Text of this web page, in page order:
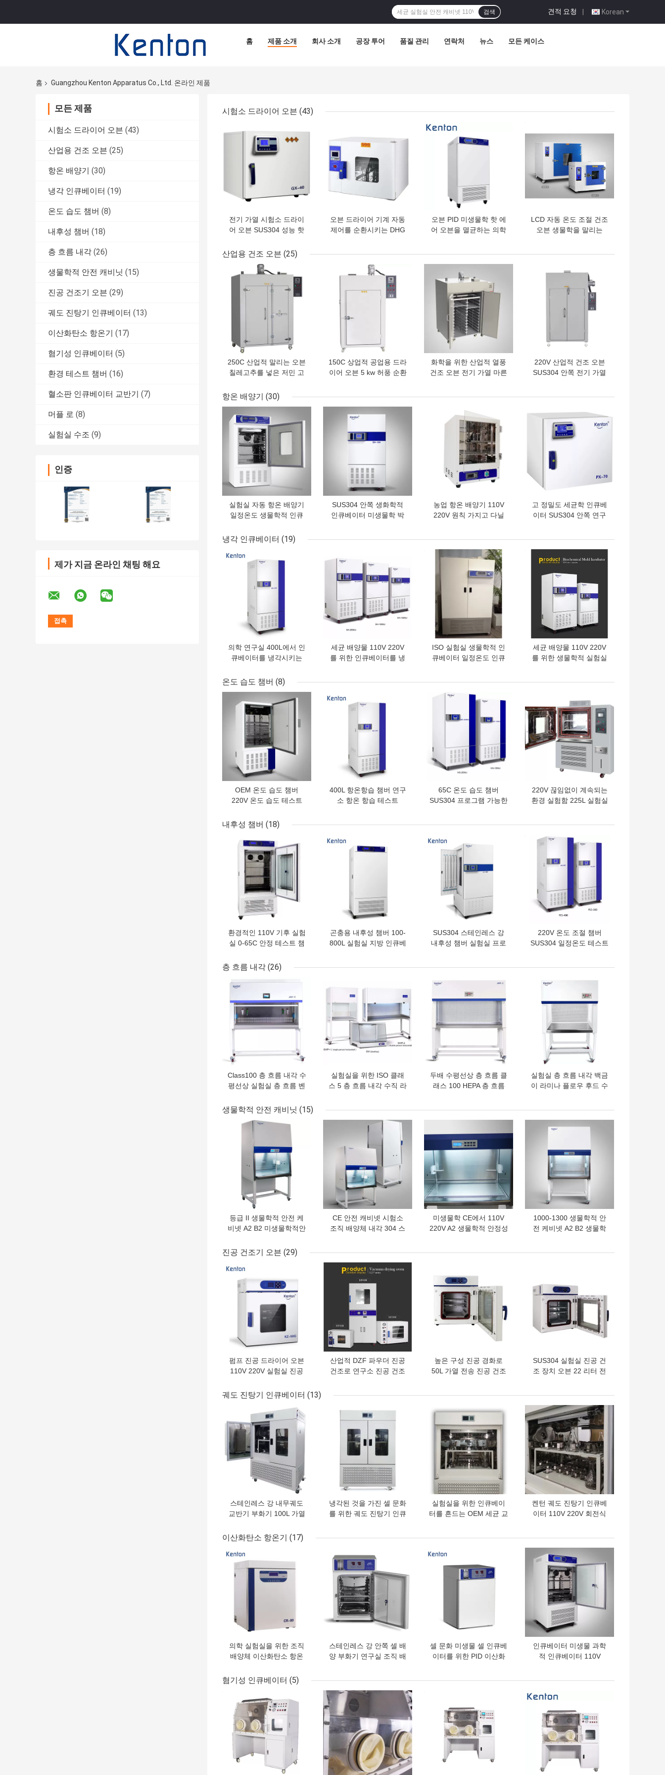
Korean
견적 요청 |
검색
홈 제품 소개 회사 소개 공장 투어 품질 관리 연락처 뉴스 모든 케이스
홈 Guangzhou Kenton Apparatus Co., Ltd. 온라인 제품
모든 제품
시험소 드라이어 오븐 (43)
산업용 건조 오븐 (25)
항온 배양기 (30)
냉각 인큐베이터 (19)
온도 습도 챔버 (8)
내후성 챔버 (18)
층 흐름 내각 (26)
생물학적 안전 캐비닛 (15)
진공 건조기 오븐 (29)
궤도 진탕기 인큐베이터 (13)
이산화탄소 항온기 (17)
혐기성 인큐베이터 (5)
환경 테스트 챔버 (16)
혈소판 인큐베이터 교반기 (7)
머플 로 (8)
실험실 수조 (9)
인증
제가 지금 온라인 채팅 해요
시험소 드라이어 오븐 (43)
전기 가열 시험소 드라이
어 오븐 SUS304 성능 핫
오븐 드라이어 기계 자동
제어를 순환시키는 DHG
오븐 PID 미생물학 핫 에
어 오븐을 멸균하는 의학
최고의 가격
LCD 자동 온도 조절 건조
오븐 생물학을 말리는
산업용 건조 오븐 (25)
250C 산업적 말리는 오븐
칠레고추를 넣은 저민 고
븐 챔버 1000 밀리미터를
말립니다
최고의 가격
150C 상업적 공업용 드라
이어 오븐 5 kw 허풍 순환
화학을 위한 산업적 열풍
건조 오븐 전기 가열 마른
220V 산업적 건조 오븐
SUS304 안쪽 전기 가열
최고의 가격
항온 배양기 (30)
실험실 자동 항온 배양기
일정온도 생물학적 인큐
SUS304 안쪽 생화학적
인큐베이터 미생물학 박
농업 항온 배양기 110V
220V 원칙 가지고 다닐
고 정밀도 세균학 인큐베
이터 SUS304 안쪽 연구
최고의 가격
냉각 인큐베이터 (19)
의학 연구실 400L에서 인
큐베이터를 냉각시키는
최고의 가격
세균 배양물 110V 220V
를 위한 인큐베이터를 냉
ISO 실험실 생물학적 인
큐베이터 일정온도 인큐
세균 배양물 110V 220V
를 위한 생물학적 실험실
온도 습도 챔버 (8)
OEM 온도 습도 챔버
220V 온도 습도 테스트
400L 항온항습 챔버 연구
소 항온 항습 테스트
최고의 가격
65C 온도 습도 챔버
SUS304 프로그램 가능한
최고의 가격
220V 끊임없이 계속되는
환경 실험함 225L 실험실
내후성 챔버 (18)
환경적인 110V 기후 실험
실 0-65C 안정 테스트 챔
최고의 가격
곤충용 내후성 챔버 100-
800L 실험실 지방 인큐베
최고의 가격
SUS304 스테인레스 강
내후성 챔버 실험실 프로
최고의 가격
220V 온도 조절 챔버
SUS304 일정온도 테스트
최고의 가격
층 흐름 내각 (26)
Class100 층 흐름 내각 수
평선상 실험실 층 흐름 벤
최고의 가격
실험실을 위한 ISO 클래
스 5 층 흐름 내각 수직 라
두배 수평선상 층 흐름 클
래스 100 HEPA 층 흐름
최고의 가격
실험실 층 흐름 내각 백금
이 라미나 플로우 후드 수
최고의 가격
생물학적 안전 캐비닛 (15)
등급 II 생물학적 안전 케
비넷 A2 B2 미생물학적안
최고의 가격
CE 안전 캐비넷 시험소
조직 배양체 내각 304 스
미생물학 CE에서 110V
220V A2 생물학적 안정성
1000-1300 생물학적 안
전 케비넷 A2 B2 생물학
최고의 가격
진공 건조기 오븐 (29)
펌프 진공 드라이어 오븐
110V 220V 실험실 진공
최고의 가격
산업적 DZF 파우더 진공
건조로 연구소 진공 건조
최고의 가격
높은 구성 진공 경화로
50L 가열 전송 진공 건조
SUS304 실험실 진공 건
조 장치 오븐 22 리터 전
궤도 진탕기 인큐베이터 (13)
스테인레스 강 내무궤도
교반기 부화기 100L 가열
냉각된 것을 가진 셀 문화
를 위한 궤도 진탕기 인큐
최고의 가격
실험실을 위한 인큐베이
터를 흔드는 OEM 세균 교
최고의 가격
켄턴 궤도 진탕기 인큐베
이터 110V 220V 회전식
최고의 가격
이산화탄소 항온기 (17)
의학 실험실을 위한 조직
배양체 이산화탄소 항온
소 부화기 CE
최고의 가격
스테인레스 강 안쪽 셀 배
양 부화기 연구실 조직 배
셀 문화 미생물 셀 인큐베
이터를 위한 PID 이산화
최고의 가격
인큐베이터 미생물 과학
적 인큐베이터 110V
최고의 가격
혐기성 인큐베이터 (5)
최고의 가격 최고의 가격